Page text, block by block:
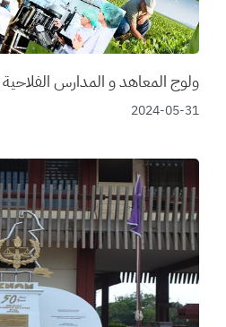
ولوج المعاهد و المدارس الفلاحية و
2024-05-31